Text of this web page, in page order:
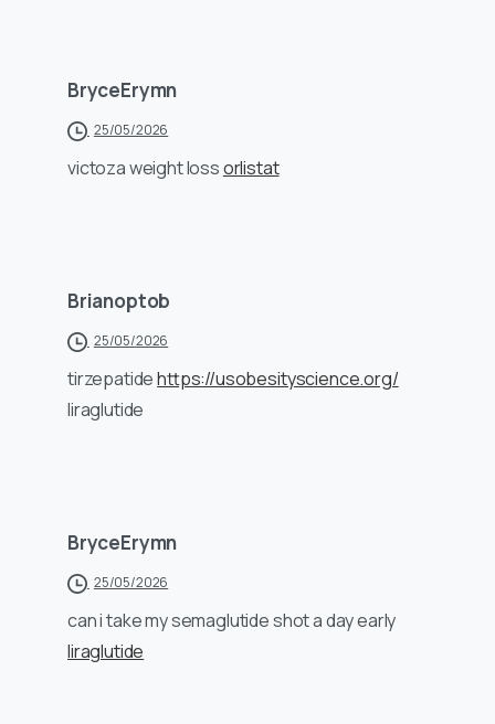
BryceErymn
25/05/2026
victoza weight lossorlistat
Brianoptob
25/05/2026
tirzepatidehttps://usobesityscience.org/
liraglutide
BryceErymn
25/05/2026
can i take my semaglutide shot a day early
liraglutide